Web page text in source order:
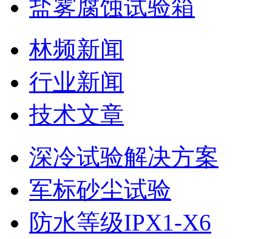
盐雾腐蚀试验箱
林频新闻
行业新闻
技术文章
深冷试验解决方案
军标砂尘试验
防水等级IPX1-X6